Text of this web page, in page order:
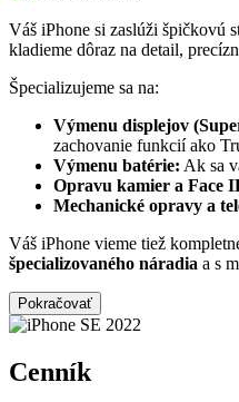
Váš iPhone si zaslúži špičkovú
kladieme dôraz na detail,
Špecializujeme sa na:
Výmenu displejov
zachovanie funkcií ako
Výmenu batérie: Ak sa
Opravu kamier a Face
Mechanické opravy a
Váš iPhone vieme tiež
špecializovaného náradia a s
Pokračovať
Cenník